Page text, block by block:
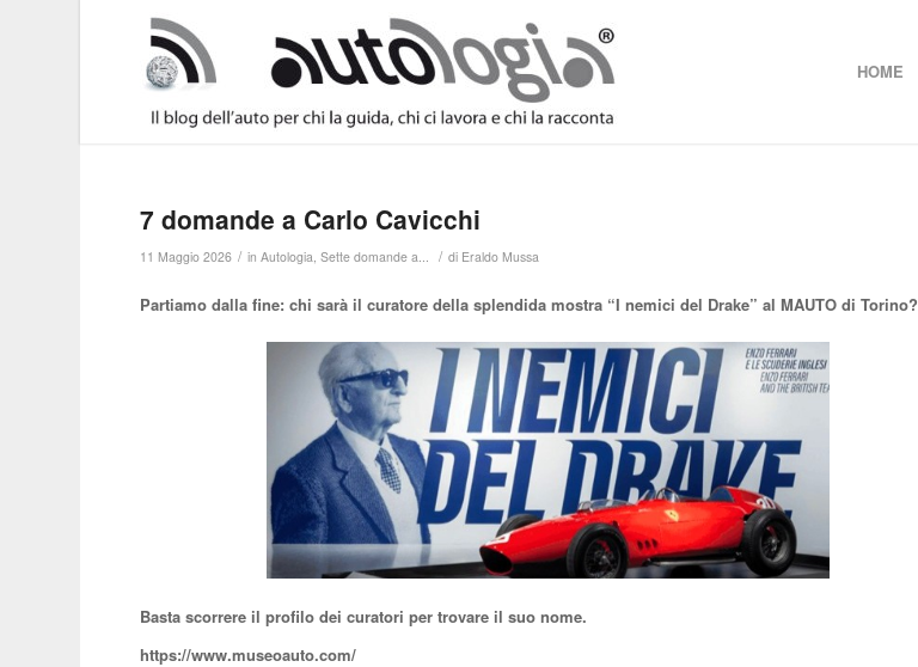
HOME
7 domande a Carlo Cavicchi
11 Maggio 2026 / inAutologia,Sette domande a... / di Eraldo Mussa
Partiamo dalla fine: chi sarà il curatore della splendida mostra “I nemici del Drake” al MAUTO di Torino?
Basta scorrere il profilo dei curatori per trovare il suo nome.
https://www.museoauto.com/